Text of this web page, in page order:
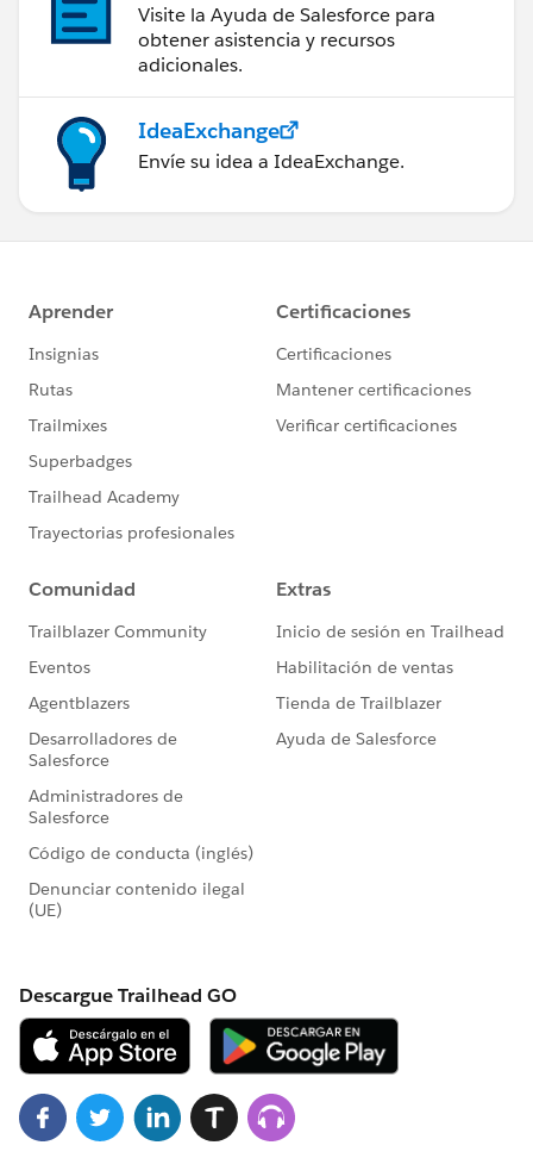
Visite la Ayuda de Salesforce para
obtener asistencia y recursos
adicionales.
IdeaExchange
Envíe su idea a IdeaExchange.